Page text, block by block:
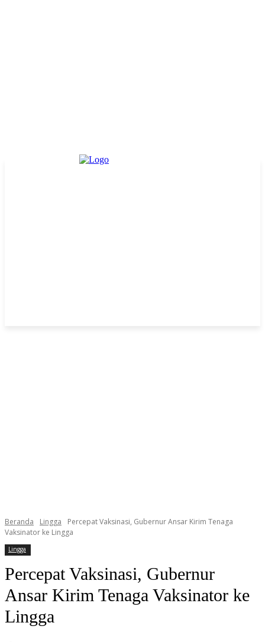
Beranda Lingga
Percepat Vaksinasi, Gubernur Ansar Kirim Tenaga
Vaksinator ke Lingga
Lingga
Percepat Vaksinasi, Gubernur
Ansar Kirim Tenaga Vaksinator ke
Lingga